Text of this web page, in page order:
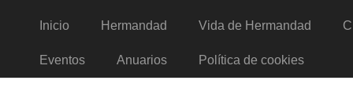
Inicio Hermandad Vida de Hermandad
Eventos Anuarios Política de cookies